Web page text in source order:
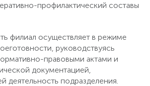
профилактический составы
филиал осуществляет в режиме
руководствуясь
правовыми актами и
документацией,
деятельность подразделения.